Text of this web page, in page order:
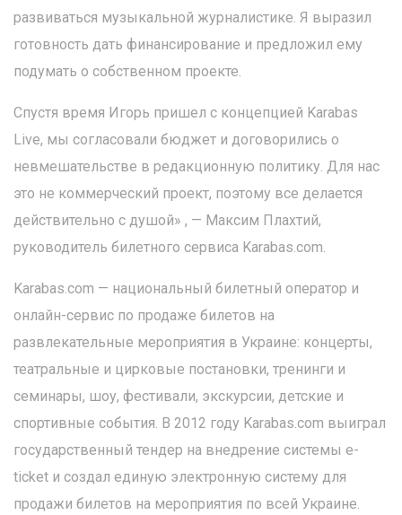
развиваться музыкальной журналистике. Я выразил
готовность дать финансирование и предложил ему
подумать о собственном проекте.
Спустя время Игорь пришел с концепцией Karabas
Live, мы согласовали бюджет и договорились о
невмешательстве в редакционную политику. Для нас
это не коммерческий проект, поэтому все делается
действительно с душой» , — Максим Плахтий,
руководитель билетного сервиса Karabas.com.
Karabas.com — национальный билетный оператор и
онлайн-сервис по продаже билетов на
развлекательные мероприятия в Украине: концерты,
театральные и цирковые постановки, тренинги и
семинары, шоу, фестивали, экскурсии, детские и
спортивные события. В 2012 году Karabas.com выиграл
государственный тендер на внедрение системы e-
ticket и создал единую электронную систему для
продажи билетов на мероприятия по всей Украине.